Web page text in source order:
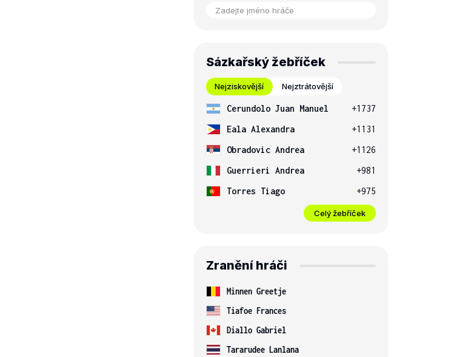
Sázkařský žebříček
Nejziskovější Nejztrátovější
Cerundolo Juan Manuel
+1737
Eala Alexandra
+1131
Obradovic Andrea
+1126
Guerrieri Andrea
+981
Torres Tiago
+975
Celý žebříček
Zranění hráči
Minnen Greetje
Tiafoe Frances
Diallo Gabriel
Tararudee Lanlana